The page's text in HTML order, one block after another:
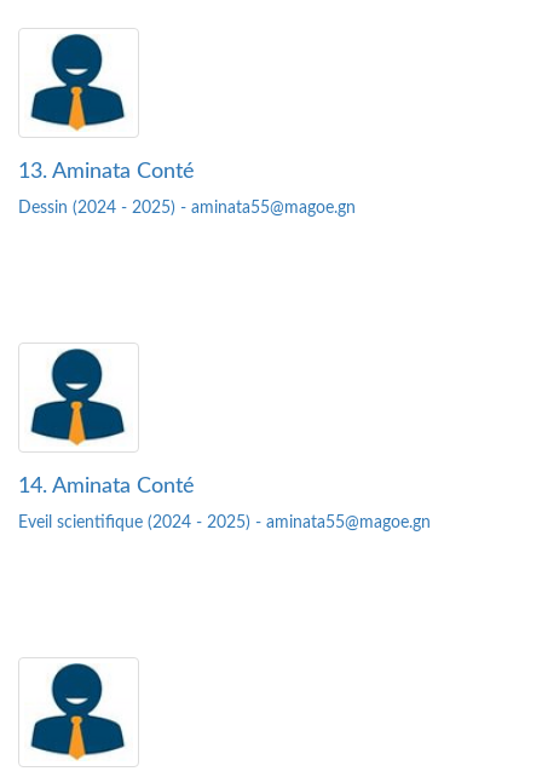
13. Aminata Conté
Dessin (2024 - 2025) - aminata55@magoe.gn
14. Aminata Conté
Eveil scientifique (2024 - 2025) - aminata55@magoe.gn